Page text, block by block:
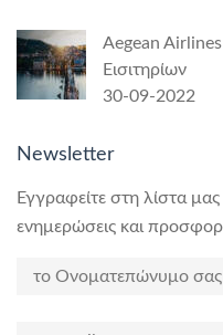
Aegean
Εισιτηρίων
30-09-2022
Newsletter
Εγγραφείτε στη λίστα μας
ενημερώσεις και